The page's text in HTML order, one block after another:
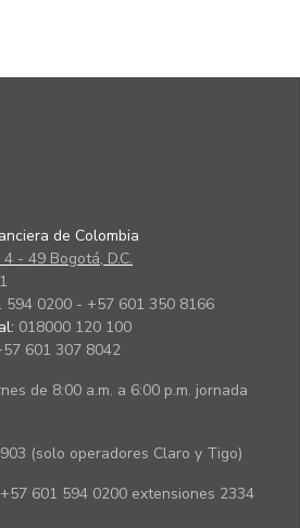
de Colombia
- 49 Bogotá, D.C.
594 0200 - +57 601 350 8166
018000 120 100
601 307 8042
de 8:00 a.m. a 6:00 p.m. jornada
(solo operadores Claro y Tigo)
+57 601 594 0200 extensiones 2334